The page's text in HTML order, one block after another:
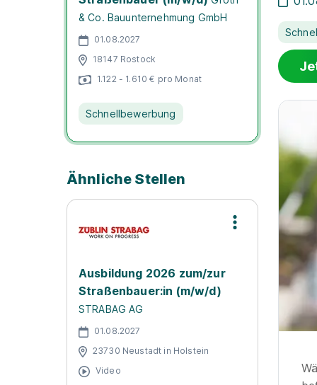
& Co. Bauunternehmung GmbH
01.08.2027
18147 Rostock
1.122 - 1.610 € pro Monat
Schnellbewerbung
Ähnliche Stellen
Ausbildung 2026 zum/zur
Straßenbauer:in (m/w/d)
STRABAG AG
01.08.2027
23730 Neustadt in Holstein
Video